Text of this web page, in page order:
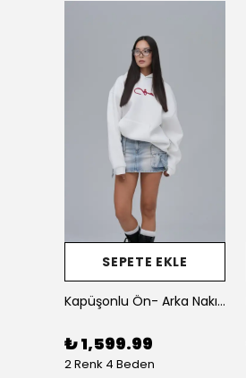
SEPETE EKLE
Kapüşonlu Ön- Arka Nakışlı Erkek Oversize Sweatshirt
₺ 1,599.99
2 Renk 4 Beden